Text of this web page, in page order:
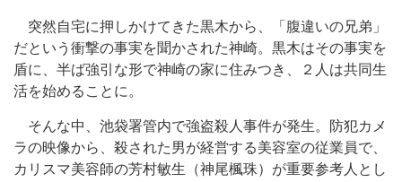
突然自宅に押しかけてきた黒木から、「腹違いの兄弟」
だという衝撃の事実を聞かされた神崎。黒木はその事実を
盾に、半ば強引な形で神崎の家に住みつき、２人は共同生
活を始めることに。
そんな中、池袋署管内で強盗殺人事件が発生。防犯カメ
ラの映像から、殺された男が経営する美容室の従業員で、
カリスマ美容師の芳村敏生（神尾楓珠）が重要参考人とし